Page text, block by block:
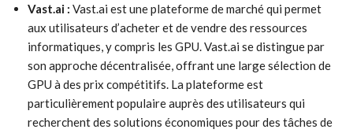
Vast.ai : Vast.ai est une plateforme de marché qui permet
aux utilisateurs d’acheter et de vendre des ressources
informatiques, y compris les GPU. Vast.ai se distingue par
son approche décentralisée, offrant une large sélection de
GPU à des prix compétitifs. La plateforme est
particulièrement populaire auprès des utilisateurs qui
recherchent des solutions économiques pour des tâches de